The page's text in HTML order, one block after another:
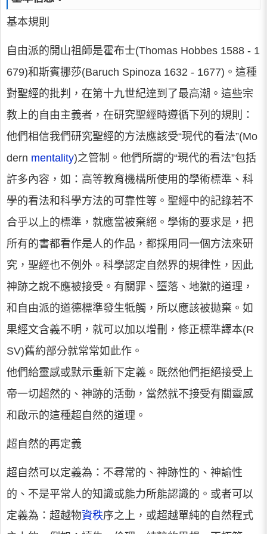
基本規則
自由派的開山祖師是霍布士(Thomas Hobbes 1588 - 1
679)和斯賓挪莎(Baruch Spinoza 1632 - 1677)。這種
對聖經的批判，在第十九世紀達到了最高潮。這些宗
教上的自由主義者，在研究聖經時遵循下列的規則：
他們相信我們研究聖經的方法應該受“現代的看法”(Mo
dern mentality)之管制。他們所謂的“現代的看法”包括
許多內容，如：高等教育機構所使用的學術標準、科
學的看法和科學方法的可靠性等。聖經中的記錄若不
合乎以上的標準，就應當被棄絕。學術的要求是，把
所有的書都看作是人的作品，都採用同一個方法來研
究，聖經也不例外。科學認定自然界的規律性，因此
神跡之說不應被接受。有關罪、墮落、地獄的道理，
和自由派的道德標準發生牴觸，所以應該被拋棄。如
果經文含義不明，就可以加以增刪，修正標準譯本(R
SV)舊約部分就常常如此作。
他們給靈感或默示重新下定義。既然他們拒絕接受上
帝一切超然的、神跡的活動，當然就不接受有關靈感
和啟示的這種超自然的道理。
超自然的再定義
超自然可以定義為：不尋常的、神跡性的、神諭性
的、不是平常人的知識或能力所能認識的。或者可以
定義為：超越物資秩序之上，或超越單純的自然程式